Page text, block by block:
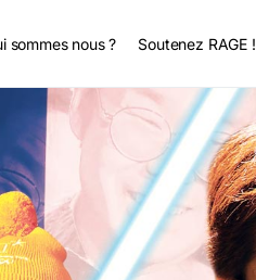
sommes nous ? Soutenez RAGE !